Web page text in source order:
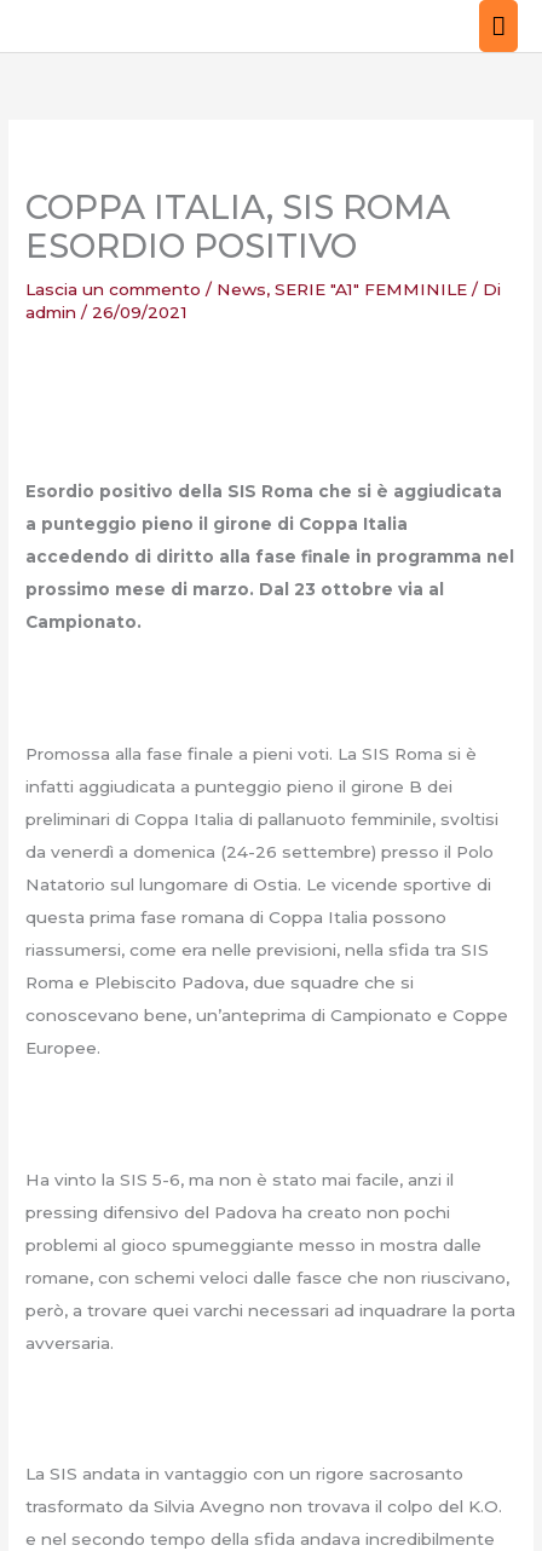
COPPA ITALIA, SIS ROMA
ESORDIO POSITIVO
Lascia un commento / News,SERIE "A1" FEMMINILE / Di
admin/ 26/09/2021
Esordio positivo della SIS Roma che si è aggiudicata
a punteggio pieno il girone di Coppa Italia
accedendo di diritto alla fase finale in programma nel
prossimo mese di marzo. Dal 23 ottobre via al
Campionato.
Promossa alla fase finale a pieni voti. La SIS Roma si è
infatti aggiudicata a punteggio pieno il girone B dei
preliminari di Coppa Italia di pallanuoto femminile, svoltisi
da venerdì a domenica (24-26 settembre) presso il Polo
Natatorio sul lungomare di Ostia. Le vicende sportive di
questa prima fase romana di Coppa Italia possono
riassumersi, come era nelle previsioni, nella sfida tra SIS
Roma e Plebiscito Padova, due squadre che si
conoscevano bene, un’anteprima di Campionato e Coppe
Europee.
Ha vinto la SIS 5-6, ma non è stato mai facile, anzi il
pressing difensivo del Padova ha creato non pochi
problemi al gioco spumeggiante messo in mostra dalle
romane, con schemi veloci dalle fasce che non riuscivano,
però, a trovare quei varchi necessari ad inquadrare la porta
avversaria.
La SIS andata in vantaggio con un rigore sacrosanto
trasformato da Silvia Avegno non trovava il colpo del K.O.
e nel secondo tempo della sfida andava incredibilmente